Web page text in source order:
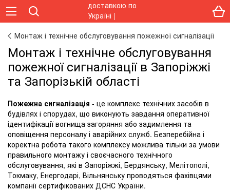
Монтаж і технічне обслуговування пожежної сигналізації
Монтаж і технічне обслуговування
пожежної сигналізації в Запоріжжі
та Запорізькій області
Пожежна сигналізація - це комплекс технічних засобів в
будівлях і спорудах, що виконують завдання оперативної
ідентифікації вогнища загоряння або задимлення та
оповіщення персоналу і аварійних служб. Безперебійна і
коректна робота такого комплексу можлива тільки за умови
правильного монтажу і своєчасного технічного
обслуговування, які в Запоріжжі, Бердянську, Мелітополі,
Токмаку, Енергодарі, Вільнянську проводяться фахівцями
компанії сертифікованих ДСНС України.